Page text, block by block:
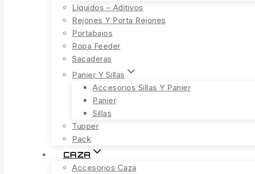
Líquidos – Aditivos
Rejones Y Porta Rejones
Portabajos
Ropa Feeder
Sacaderas
Panier Y Sillas
Accesorios Sillas Y Panier
Panier
Sillas
Tupper
Pack
CAZA
Accesorios Caza